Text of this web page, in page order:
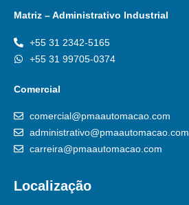
Matriz – Administrativo Industrial
+55 31 2342-5165
+55 31 99705-0374
Comercial
comercial@pmaautomacao.com
administrativo@pmaautomacao.com
carreira@pmaautomacao.com
Localização